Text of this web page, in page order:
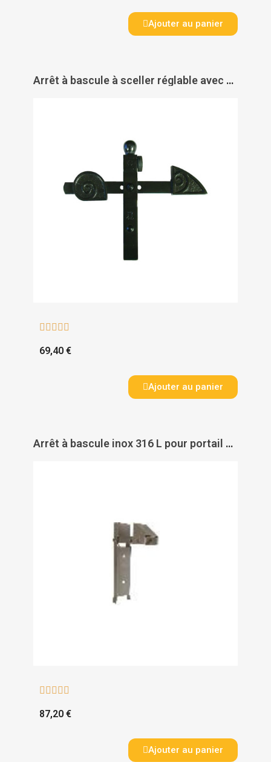
Ajouter au panier
Arrêt à bascule à sceller réglable avec butée - TORBEL
    
69,40 €
Ajouter au panier
Arrêt à bascule inox 316 L pour portail battant - TORBEL
    
87,20 €
Ajouter au panier